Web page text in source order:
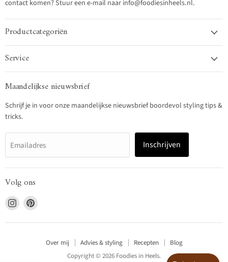
contact komen? Stuur een e-mail naar info@foodiesinheels.nl.
Productcategoriën
Service
Maandelijkse nieuwsbrief
Schrijf je in voor onze maandelijkse nieuwsbrief boordevol styling tips &
tricks.
Emailadres Inschrijven
Volg ons
Vind
ons
op
Vind
op
Over mij Advies & styling Recepten
Blog
Copyright © 2026 Foodies in Heels.